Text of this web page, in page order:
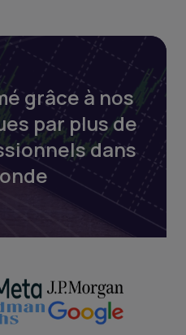
grâce à nos
par plus de
dans